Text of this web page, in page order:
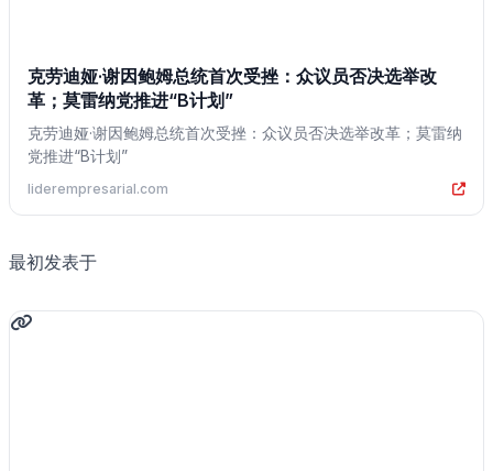
克劳迪娅·谢因鲍姆总统首次受挫：众议员否决选举改
革；莫雷纳党推进“B计划”
克劳迪娅·谢因鲍姆总统首次受挫：众议员否决选举改革；莫雷纳
党推进“B计划”
liderempresarial.com
最初发表于